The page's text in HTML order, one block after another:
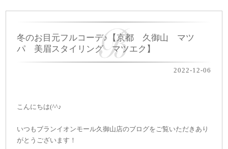
冬のお目元フルコーデ♪【京都 久御山 マツ
パ 美眉スタイリング マツエク】
2022-12-06
こんにちは(^^♪
いつもブランイオンモール久御山店のブログをご覧いただきあり
がとうございます！